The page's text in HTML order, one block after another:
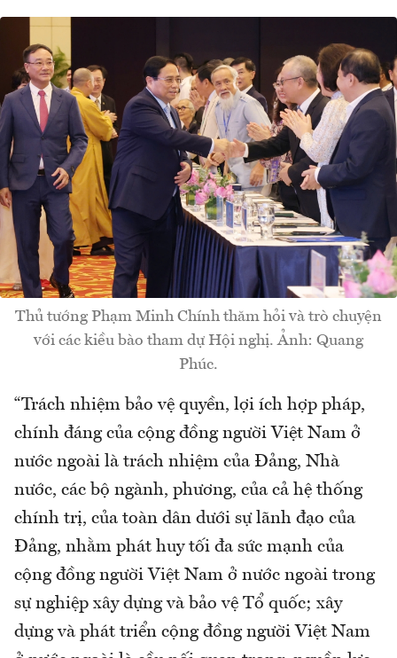
Thủ tướng Phạm Minh Chính thăm hỏi và trò chuyện
với các kiều bào tham dự Hội nghị. Ảnh: Quang
Phúc.
“Trách nhiệm bảo vệ quyền, lợi ích hợp pháp,
chính đáng của cộng đồng người Việt Nam ở
nước ngoài là trách nhiệm của Đảng, Nhà
nước, các bộ ngành, phương, của cả hệ thống
chính trị, của toàn dân dưới sự lãnh đạo của
Đảng, nhằm phát huy tối đa sức mạnh của
cộng đồng người Việt Nam ở nước ngoài trong
sự nghiệp xây dựng và bảo vệ Tổ quốc; xây
dựng và phát triển cộng đồng người Việt Nam